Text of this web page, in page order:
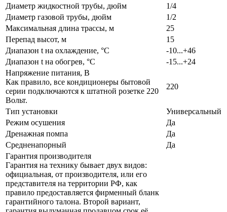
Диаметр жидкостной трубы, дюйм
1/4
Диаметр газовой трубы, дюйм
1/2
Максимальная длина трассы, м
25
Перепад высот, м
15
Диапазон t на охлаждение, °С
-10...+46
Диапазон t на обогрев, °С
-15...+24
Напряжение питания, В
Как правило, все кондиционеры бытовой
серии подключаются к штатной розетке 220
Вольт.
220
Тип установки
Универсальный
Режим осушения
Да
Дренажная помпа
Да
Средненапорный
Да
Гарантия производителя
Гарантия на технику бывает двух видов:
официальная, от производителя, или его
представителя на территории РФ, как
правило предоставляется фирменный бланк
гарантийного талона. Второй вариант,